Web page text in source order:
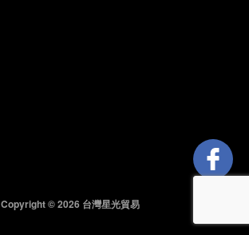
Copyright © 2026 台灣星光貿易